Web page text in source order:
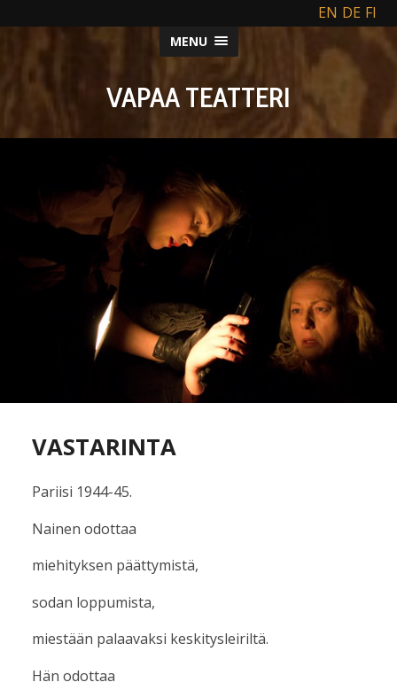
FI
DE
EN
MENU
VAPAA TEATTERI
VASTARINTA
Pariisi 1944-45.
Nainen odottaa
miehityksen päättymistä,
sodan loppumista,
miestään palaavaksi keskitysleiriltä.
Hän odottaa